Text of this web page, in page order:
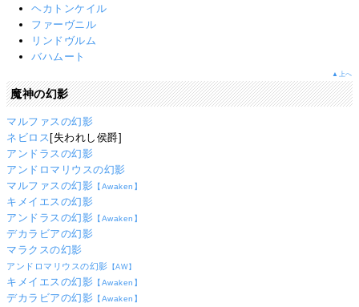
ヘカトンケイル
ファーヴニル
リンドヴルム
バハムート
▲上へ
魔神の幻影
マルファスの幻影
ネビロス [失われし侯爵]
アンドラスの幻影
アンドロマリウスの幻影
マルファスの幻影
【Awaken】
キメイエスの幻影
アンドラスの幻影
【Awaken】
デカラビアの幻影
マラクスの幻影
アンドロマリウスの幻影 【AW】
キメイエスの幻影 【Awaken】
デカラビアの幻影 【Awaken】